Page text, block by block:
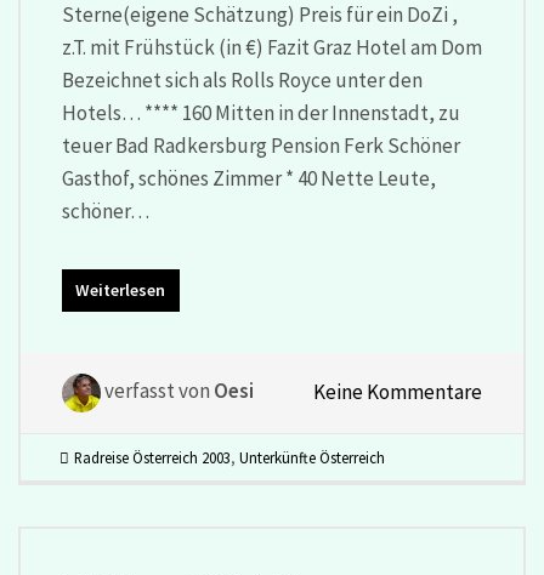
Sterne(eigene Schätzung) Preis für ein DoZi ,
z.T. mit Frühstück (in €) Fazit Graz Hotel am Dom
Bezeichnet sich als Rolls Royce unter den
Hotels… **** 160 Mitten in der Innenstadt, zu
teuer Bad Radkersburg Pension Ferk Schöner
Gasthof, schönes Zimmer * 40 Nette Leute,
schöner…
Weiterlesen
verfasst von Oesi Keine Kommentare
Radreise Österreich 2003, Unterkünfte Österreich